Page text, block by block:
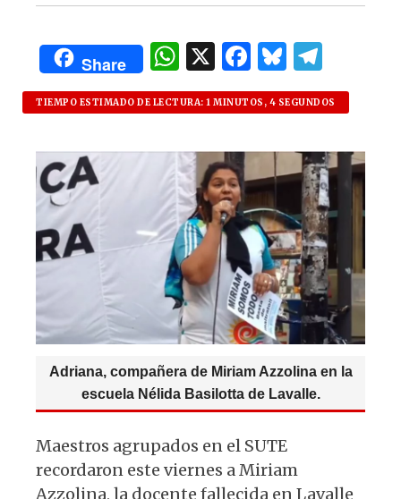
Share
W
h
at
s
A
p
p
X F
a
c
e
b
o
o
k
B
lu
es
k
y
el
e
g
ra
m
TIEMPO ESTIMADO DE LECTURA: 1 MINUTOS, 4 SEGUNDOS
Adriana, compañera de Miriam Azzolina en la
escuela Nélida Basilotta de Lavalle.
Maestros agrupados en el SUTE
recordaron este viernes a Miriam
Azzolina, la docente fallecida en Lavalle